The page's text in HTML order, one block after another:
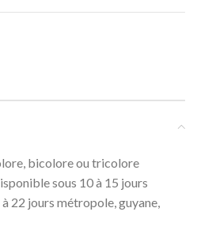
bicolore ou tricolore
sous 10 à 15 jours
22 jours métropole, guyane,